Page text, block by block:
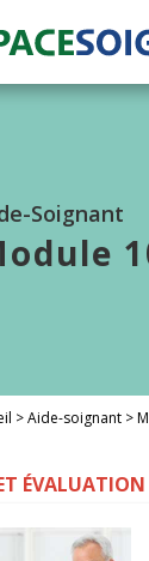
Soignant
>Aide-soignant >